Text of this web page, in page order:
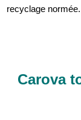
recyclage normée.
Carova